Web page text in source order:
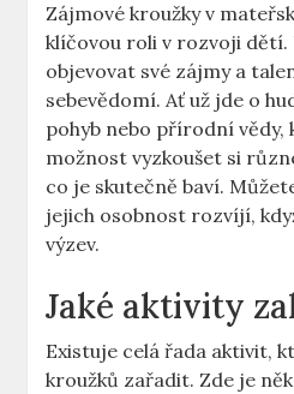
Zájmové kroužky v
klíčovou roli v rozvoji
objevovat své zájmy a
sebevědomí. Ať už jde o
pohyb nebo přírodní vědy,
možnost vyzkoušet si
co je skutečně baví.
jejich osobnost rozvíjí,
výzev.
Jaké aktivity
Existuje celá řada aktivit,
kroužků zařadit. Zde je